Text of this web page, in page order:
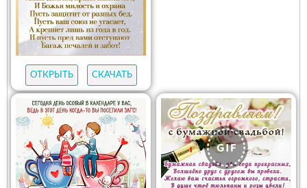
ОТКРЫТЬ СКАЧАТЬ